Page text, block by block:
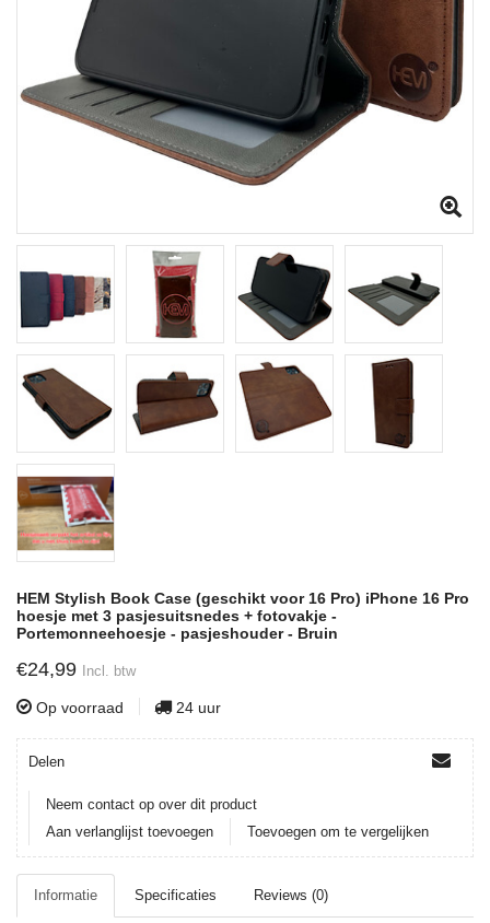
HEM Stylish Book Case (geschikt voor 16 Pro) iPhone 16 Pro
hoesje met 3 pasjesuitsnedes + fotovakje -
Portemonneehoesje - pasjeshouder - Bruin
€24,99 Incl. btw
Op voorraad 24 uur
Delen
Neem contact op over dit product
Aan verlanglijst toevoegen
Toevoegen om te vergelijken
Informatie Specificaties Reviews (0)